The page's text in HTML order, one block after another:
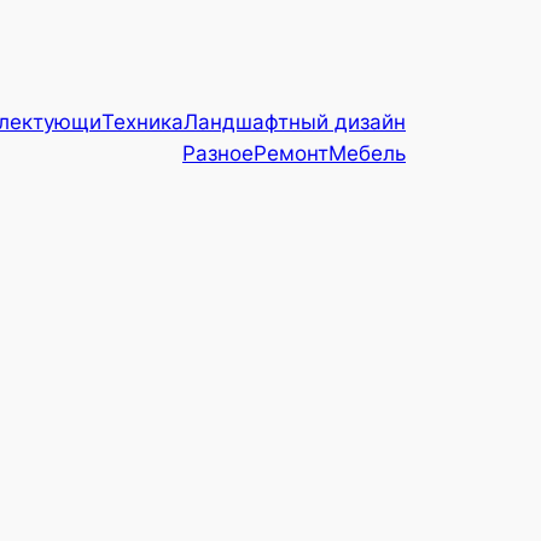
ТехникаЛандшафтный дизайн
РазноеРемонтМебель